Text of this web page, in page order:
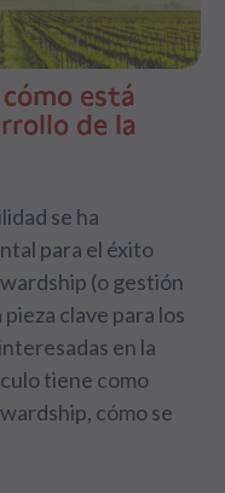
está
de la
se ha
para el éxito
(o gestión
clave para los
en la
tiene como
cómo se